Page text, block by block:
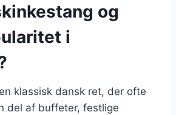
og
i
klassisk dansk ret, der ofte
del af buffeter, festlige